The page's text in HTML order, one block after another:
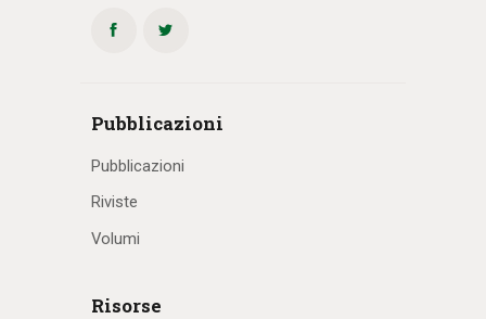
Pubblicazioni
Pubblicazioni
Riviste
Volumi
Risorse